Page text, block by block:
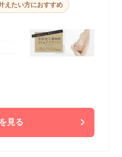
えたい方におすすめ
見る